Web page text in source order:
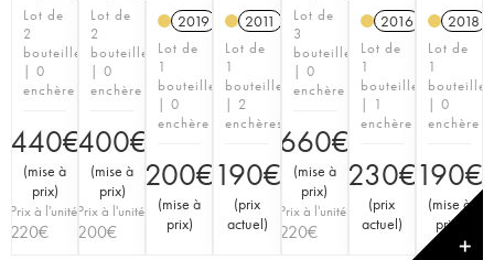
Lot de
2
bouteilles
| 0
enchère
440€
(mise à
prix)
Prix à l'unité
220€
Lot de
2
bouteilles
| 0
enchère
400€
(mise à
prix)
Prix à l'unité
200€
2019 AK
Lot de
1
bouteille
| 0
enchère
200€
(mise à
prix)
2011 AK
Lot de
1
bouteille
| 2
enchères
190€
(prix
actuel)
Lot de
3
bouteilles
| 0
enchère
660€
(mise à
prix)
Prix à l'unité
220€
2016 AK
Lot de
1
bouteille
| 1
enchère
230€
(prix
actuel)
2018
Lot de
1
bouteille
| 0
enchère
190€
(mise à
prix
✕